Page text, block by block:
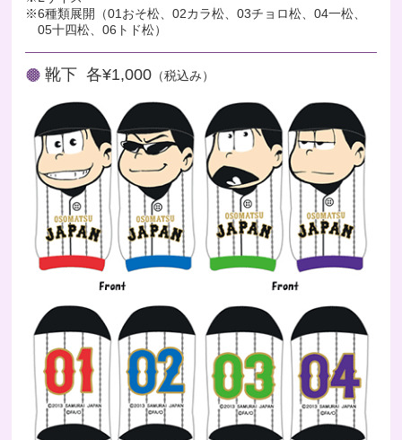
※6種類展開（01おそ松、02カラ松、03チョロ松、04一松、
05十四松、06トド松）
靴下 各¥1,000 （税込み）